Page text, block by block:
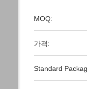
MOQ:
가격:
Standard